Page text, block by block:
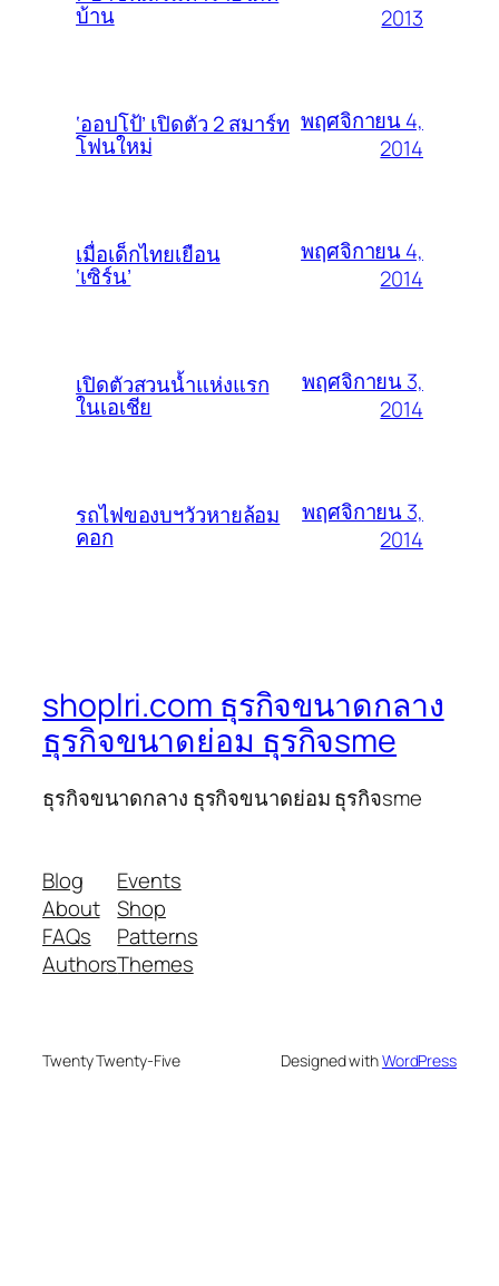
บ้าน
2013
‘ออปโป้’ เปิดตัว 2 สมาร์ท
โฟนใหม่
พฤศจิกายน 4,
2014
เมื่อเด็กไทยเยือน
‘เซิร์น’
พฤศจิกายน 4,
2014
เปิดตัวสวนน้ำแห่งแรก
ในเอเชีย
พฤศจิกายน 3,
2014
รถไฟของบฯวัวหายล้อม
คอก
พฤศจิกายน 3,
2014
shoplri.com ธุรกิจขนาดกลาง
ธุรกิจขนาดย่อม ธุรกิจsme
ธุรกิจขนาดกลาง ธุรกิจขนาดย่อม ธุรกิจsme
Blog
About
FAQs
Authors
Events
Shop
Patterns
Themes
Twenty Twenty-Five Designed withWordPress